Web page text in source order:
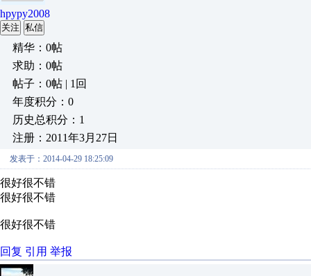
hpypy2008
关注 私信
精华：0帖
求助：0帖
帖子：0帖 | 1回
年度积分：0
历史总积分：1
注册：2011年3月27日
发表于：2014-04-29 18:25:09
很好很不错
很好很不错
很好很不错
回复 引用 举报